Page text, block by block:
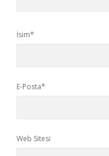
İsim*
E-Posta*
Web Sitesi